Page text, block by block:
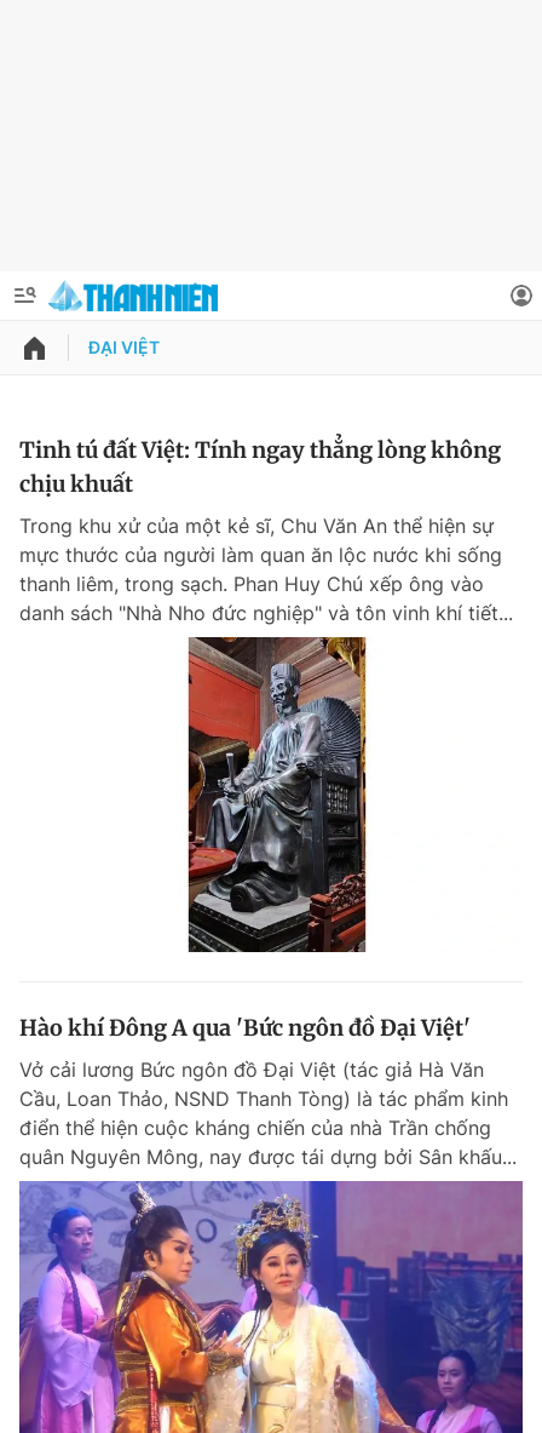
QUẢNG CÁO
Chuyên mục khác
Chào ngày mới Tin 24h
Tin 360
Magazine
Bạn cần biết
Đọc Thanh Niên trên điện thoại
Theo dõi báo trên
Hotline
0906 645 777
Liên hệ quảng cáo
0908 780 404
Thông tin tài khoản
Đổi mật khẩu
Tin đã lưu
Tin đã xem
ĐẠI VIỆT
Tinh tú đất Việt: Tính ngay thẳng lòng không
chịu khuất
Trong khu xử của một kẻ sĩ, Chu Văn An thể hiện sự
mực thước của người làm quan ăn lộc nước khi sống
thanh liêm, trong sạch. Phan Huy Chú xếp ông vào
danh sách "Nhà Nho đức nghiệp" và tôn vinh khí tiết...
Hào khí Đông A qua 'Bức ngôn đồ Đại Việt'
Vở cải lương Bức ngôn đồ Đại Việt (tác giả Hà Văn
Cầu, Loan Thảo, NSND Thanh Tòng) là tác phẩm kinh
điển thể hiện cuộc kháng chiến của nhà Trần chống
quân Nguyên Mông, nay được tái dựng bởi Sân khấu...